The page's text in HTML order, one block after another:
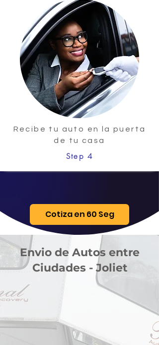
Recibe tu auto en la puerta
de tu casa
Step 4
Cotiza en 60 Seg
Envio de Autos entre
Ciudades - Joliet